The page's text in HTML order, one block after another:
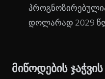
დოლარად 2029
მიწოდების